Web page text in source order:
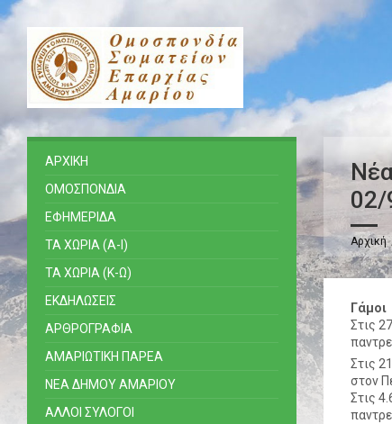
02/
Αρχική
Γάμοι
Στις
Στις
στον
Στις
ΑΡΧΙΚΗ
ΟΜΟΣΠΟΝΔΙΑ
ΕΦΗΜΕΡΙΔΑ
ΤΑ ΧΩΡΙΑ (Α-Ι)
ΤΑ ΧΩΡΙΑ (Κ-Ω)
ΕΚΔΗΛΩΣΕΙΣ
ΑΡΘΡΟΓΡΑΦΙΑ
ΑΜΑΡΙΩΤΙΚΗ ΠΑΡΕΑ
ΝΕΑ ΔΗΜΟΥ ΑΜΑΡΙΟΥ
ΑΛΛΟΙ ΣΥΛΟΓΟΙ